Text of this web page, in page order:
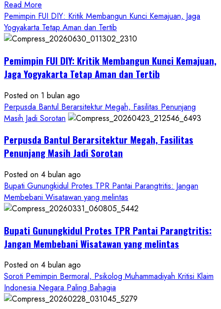
Read More
more
about
Anggaran
KDMP
Rp1,6
Diduga
Hanya
Separuhnya
Cair
ke
Ketum
PWRI
RI
Minta
Resmi
Pemimpin FUI DIY: Kritik Membangun Kunci Kemajuan, Jaga
Yogyakarta Tetap Aman dan Tertib
Pemimpin FUI DIY: Kritik Membangun Kunci Kemajuan,
Jaga Yogyakarta Tetap Aman dan Tertib
Posted on 1 bulan ago
Perpusda Bantul Berarsitektur Megah, Fasilitas Penunjang
Masih Jadi Sorotan
Perpusda Bantul Berarsitektur Megah, Fasilitas
Penunjang Masih Jadi Sorotan
Posted on 4 bulan ago
Bupati Gunungkidul Protes TPR Pantai Parangtritis: Jangan
Membebani Wisatawan yang melintas
Bupati Gunungkidul Protes TPR Pantai Parangtritis:
Jangan Membebani Wisatawan yang melintas
Posted on 4 bulan ago
Soroti Pemimpin Bermoral, Psikolog Muhammadiyah Kritisi Klaim
Indonesia Negara Paling Bahagia